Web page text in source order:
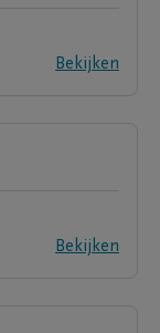
Bekijken
Bekijken